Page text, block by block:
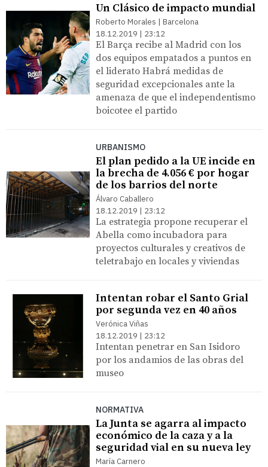
Un Clásico de impacto mundial
Roberto Morales | Barcelona
18.12.2019 | 23:12
El Barça recibe al Madrid con los
dos equipos empatados a puntos en
el liderato Habrá medidas de
seguridad excepcionales ante la
amenaza de que el independentismo
boicotee el partido
URBANISMO
El plan pedido a la UE incide en
la brecha de 4.056 € por hogar
de los barrios del norte
Álvaro Caballero
18.12.2019 | 23:12
La estrategia propone recuperar el
Abella como incubadora para
proyectos culturales y creativos de
teletrabajo en locales y viviendas
Intentan robar el Santo Grial
por segunda vez en 40 años
Verónica Viñas
18.12.2019 | 23:12
Intentan penetrar en San Isidoro
por los andamios de las obras del
museo
NORMATIVA
La Junta se agarra al impacto
económico de la caza y a la
seguridad vial en su nueva ley
María Carnero